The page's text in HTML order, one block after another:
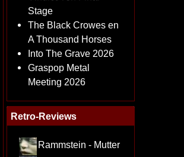
Stage
The Black Crowes en
A Thousand Horses
Into The Grave 2026
Graspop Metal
Meeting 2026
Retro-Reviews
Rammstein - Mutter